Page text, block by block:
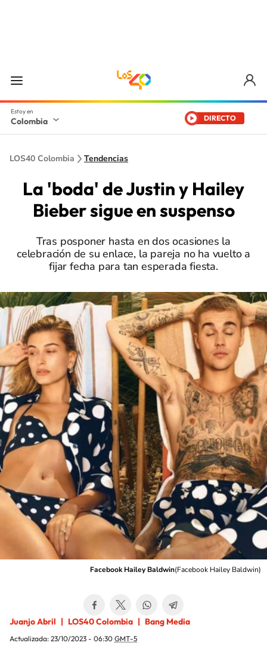
Colombia DIRECTO
LOS40 Colombia Tendencias
La 'boda' de Justin y Hailey
Bieber sigue en suspenso
Tras posponer hasta en dos ocasiones la
celebración de su enlace, la pareja no ha vuelto a
fijar fecha para tan esperada fiesta.
Facebook Hailey Baldwin(Facebook Hailey Baldwin)
Juanjo Abril LOS40 Colombia Bang Media
Actualizada: 23/10/2023 - 06:30 GMT-5